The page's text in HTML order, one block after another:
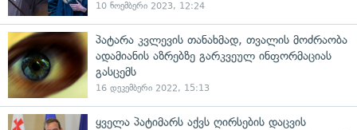
10 ნოემბერი 2023, 12:24
პატარა კვლევის თანახმად, თვალის მოძრაობა
ადამიანის აზრებზე გარკვეულ ინფორმაციას
გასცემს
16 დეკემბერი 2022, 15:13
ყველა პატიმარს აქვს ღირსების დაცვის